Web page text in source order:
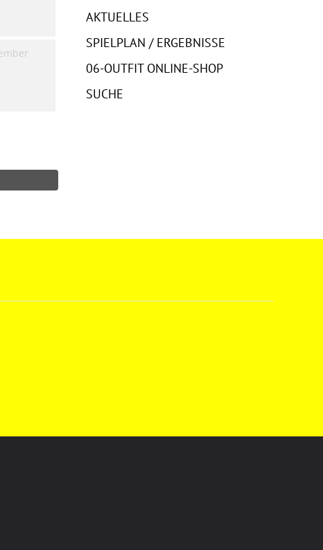
AKTUELLES
SPIELPLAN / ERGEBNISSE
06-OUTFIT ONLINE-SHOP
SUCHE